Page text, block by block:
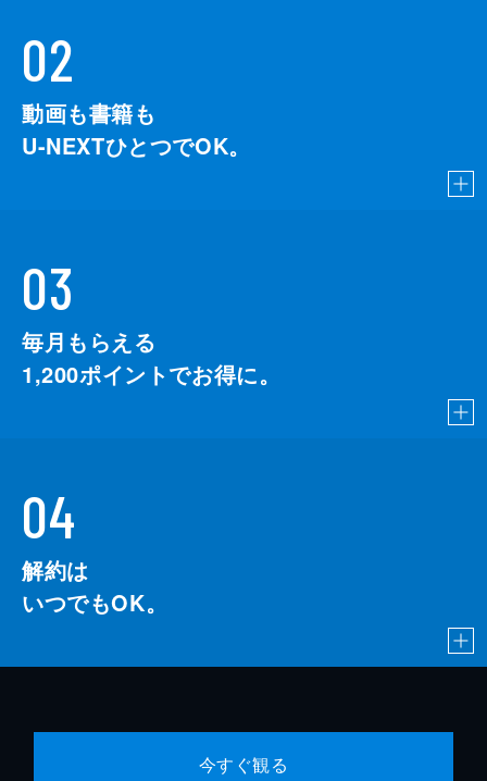
02
動画も書籍も
U-NEXTひとつでOK。
03
毎月もらえる
1,200ポイントでお得に。
04
解約は
いつでもOK。
今すぐ観る